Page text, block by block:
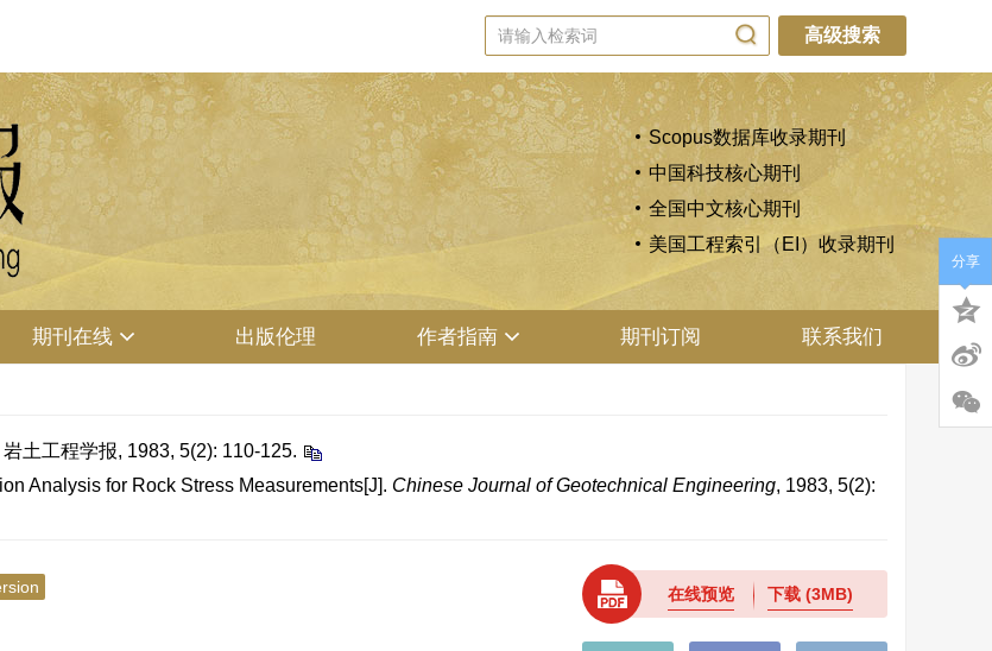
高级搜索
Scopus数据库收录期刊
中国科技核心期刊
全国中文核心期刊
美国工程索引（EI）收录期刊
期刊在线 出版伦理 作者指南 期刊订阅 联系我们
土工程学报, 1983, 5(2): 110-125.
Analysis for Rock Stress Measurements[J]. Chinese Journal of Geotechnical Engineering, 1983, 5(2):
在线预览 下载(3MB)
分享